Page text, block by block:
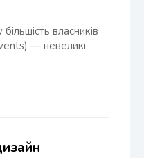
власників
— невеликі